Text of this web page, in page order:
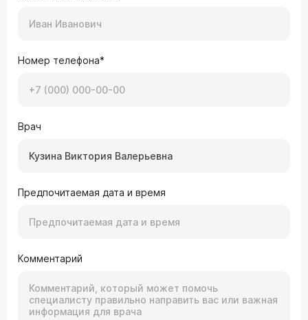
Номер телефона*
Врач
Предпочитаемая дата и время
Комментарий